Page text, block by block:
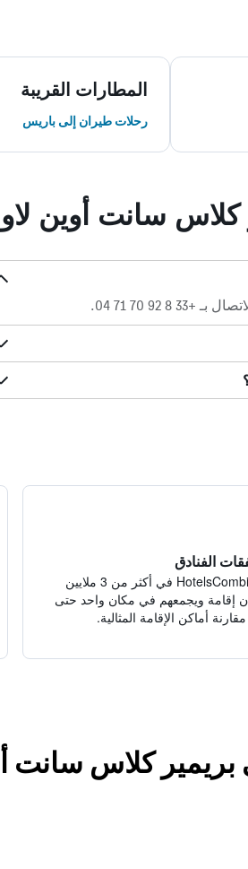
المطارات القريبة
رحلات طيران إلى باريس
كلاس سانت أوين
70 71 04.
الفنادق
يبحث HotelsCombined في أكثر من 3 ملايين
إقامة ويجمعهم في مكان واحد حتى
أماكن الإقامة المثالية.
بريمير كلاس سانت